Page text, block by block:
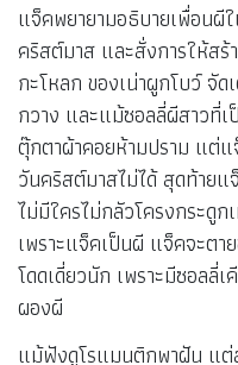
แจ็คพยายามอธิบายเพื่อนผี
คริสต์มาส และสั่งการให้ส
กะโหลก ของเน่าผูกโบว์ จัด
กวาง และแม้ซอลลี่ผีสาวที่
ตุ๊กตาผ้าคอยห้ามปราม แต่แ
วันคริสต์มาสไม่ได้ สุดท้าย
ไม่มีใครไม่กลัวโครงกระดู
เพราะแจ็คเป็นผี แจ็คจะตา
โดดเดี่ยวนัก เพราะมีซอลลี่
ผองผี
แม้ฟังดูโรแมนติกพาฝัน แต่